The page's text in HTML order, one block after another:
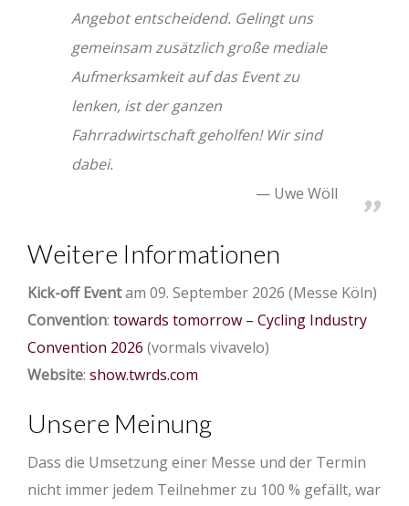
Angebot entscheidend. Gelingt uns
gemeinsam zusätzlich große mediale
Aufmerksamkeit auf das Event zu
lenken, ist der ganzen
Fahrradwirtschaft geholfen! Wir sind
dabei.
Uwe Wöll
Weitere Informationen
Kick-off Eventam 09. September 2026 (Messe Köln)
Convention: towards tomorrow – Cycling Industry
Convention 2026 (vormals vivavelo)
Website: show.twrds.com
Unsere Meinung
Dass die Umsetzung einer Messe und der Termin
nicht immer jedem Teilnehmer zu 100 % gefällt, war